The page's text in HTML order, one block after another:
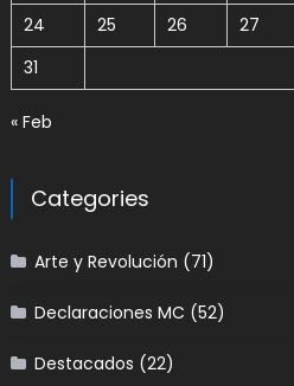
24
25 26 27
31
« Feb
Categories
Arte y Revolución (71)
Declaraciones MC (52)
Destacados (22)